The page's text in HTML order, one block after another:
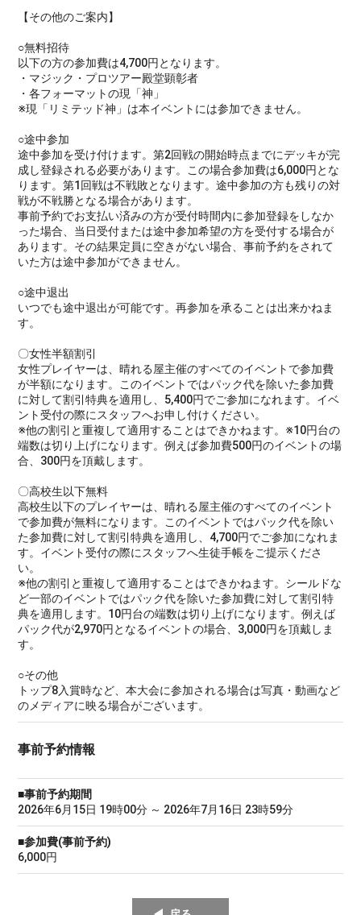
【その他のご案内】
○無料招待
以下の方の参加費は4,700円となります。
・マジック・プロツアー殿堂顕彰者
・各フォーマットの現「神」
※現「リミテッド神」は本イベントには参加できません。
○途中参加
途中参加を受け付けます。第2回戦の開始時点までにデッキが完
成し登録される必要があります。この場合参加費は6,000円とな
ります。第1回戦は不戦敗となります。途中参加の方も残りの対
戦が不戦勝となる場合があります。
事前予約でお支払い済みの方が受付時間内に参加登録をしなか
った場合、当日受付または途中参加希望の方を受付する場合が
あります。その結果定員に空きがない場合、事前予約をされて
いた方は途中参加ができません。
○途中退出
いつでも途中退出が可能です。再参加を承ることは出来かねま
す。
〇女性半額割引
女性プレイヤーは、晴れる屋主催のすべてのイベントで参加費
が半額になります。このイベントではパック代を除いた参加費
に対して割引特典を適用し、5,400円でご参加になれます。イベ
ント受付の際にスタッフへお申し付けください。
※他の割引と重複して適用することはできかねます。※10円台の
端数は切り上げになります。例えば参加費500円のイベントの場
合、300円を頂戴します。
〇高校生以下無料
高校生以下のプレイヤーは、晴れる屋主催のすべてのイベント
で参加費が無料になります。このイベントではパック代を除い
た参加費に対して割引特典を適用し、4,700円でご参加になれま
す。イベント受付の際にスタッフへ生徒手帳をご提示くださ
い。
※他の割引と重複して適用することはできかねます。シールドな
ど一部のイベントではパック代を除いた参加費に対して割引特
典を適用します。10円台の端数は切り上げになります。例えば
パック代が2,970円となるイベントの場合、3,000円を頂戴しま
す。
○その他
トップ8入賞時など、本大会に参加される場合は写真・動画など
のメディアに映る場合がございます。
事前予約情報
■事前予約期間
2026年6月15日 19時00分 ～ 2026年7月16日 23時59分
■参加費(事前予約)
6,000円